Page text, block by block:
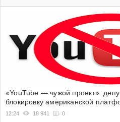
«YouTube — чужой проект»:
блокировку американской
12:24 18 941 0